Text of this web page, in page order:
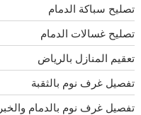
تصليح سباكة الدمام
تصليح غسالات الدمام
تعقيم المنازل بالرياض
تفصيل غرف نوم بالثقبة
تفصيل غرف نوم بالدمام والخبر